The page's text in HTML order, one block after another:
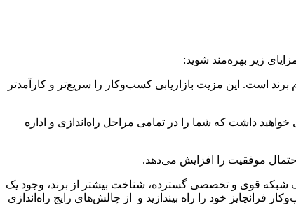
زیر بهره‌مند شوید:
برند است. این مزیت بازاریابی کسب‌وکار را سریع‌تر و کارآمدتر
خواهید داشت که شما را در تمامی مراحل راه‌اندازی و اداره
موفقیت را افزایش می‌دهد.
شبکه قوی و تخصصی گسترده، شناخت بیشتر از برند، وجود یک
فرانچایز خود را راه بیندازید و از چالش‌های رایج راه‌اندازی